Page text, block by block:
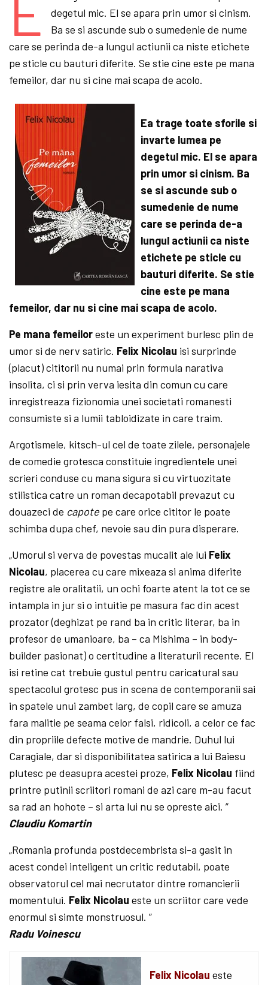
degetul mic. El se apara prin umor si cinism.
Ba se si ascunde sub o sumedenie de nume
care se perinda de-a lungul actiunii ca niste etichete
pe sticle cu bauturi diferite. Se stie cine este pe mana
femeilor, dar nu si cine mai scapa de acolo.
Ea trage toate sforile si
invarte lumea pe
degetul mic. El se apara
prin umor si cinism. Ba
se si ascunde sub o
sumedenie de nume
care se perinda de-a
lungul actiunii ca niste
etichete pe sticle cu
bauturi diferite. Se stie
cine este pe mana
femeilor, dar nu si cine mai scapa de acolo.
Pe mana femeiloreste un experiment burlesc plin de
umor si de nerv satiric. Felix Nicolau isi surprinde
(placut) cititorii nu numai prin formula narativa
insolita, ci si prin verva iesita din comun cu care
inregistreaza fizionomia unei societati romanesti
consumiste si a lumii tabloidizate in care traim.
Argotismele, kitsch-ul cel de toate zilele, personajele
de comedie grotesca constituie ingredientele unei
scrieri conduse cu mana sigura si cu virtuozitate
stilistica catre un roman decapotabil prevazut cu
douazeci de capote pe care orice cititor le poate
schimba dupa chef, nevoie sau din pura disperare.
„Umorul si verva de povestas mucalit ale lui Felix
Nicolau, placerea cu care mixeaza si anima diferite
registre ale oralitatii, un ochi foarte atent la tot ce se
intampla in jur si o intuitie pe masura fac din acest
prozator (deghizat pe rand ba in critic literar, ba in
profesor de umanioare, ba – ca Mishima – in body-
builder pasionat) o certitudine a literaturii recente. El
isi retine cat trebuie gustul pentru caricatural sau
spectacolul grotesc pus in scena de contemporanii sai
in spatele unui zambet larg, de copil care se amuza
fara malitie pe seama celor falsi, ridicoli, a celor ce fac
din propriile defecte motive de mandrie. Duhul lui
Caragiale, dar si disponibilitatea satirica a lui Baiesu
plutesc pe deasupra acestei proze, Felix Nicolau fiind
printre putinii scriitori romani de azi care m-au facut
sa rad an hohote – si arta lui nu se opreste aici. ”
Claudiu Komartin
„Romania profunda postdecembrista si-a gasit in
acest condei inteligent un critic redutabil, poate
observatorul cel mai necrutator dintre romancierii
momentului. Felix Nicolau este un scriitor care vede
enormul si simte monstruosul. ”
Radu Voinescu
Felix Nicolau este